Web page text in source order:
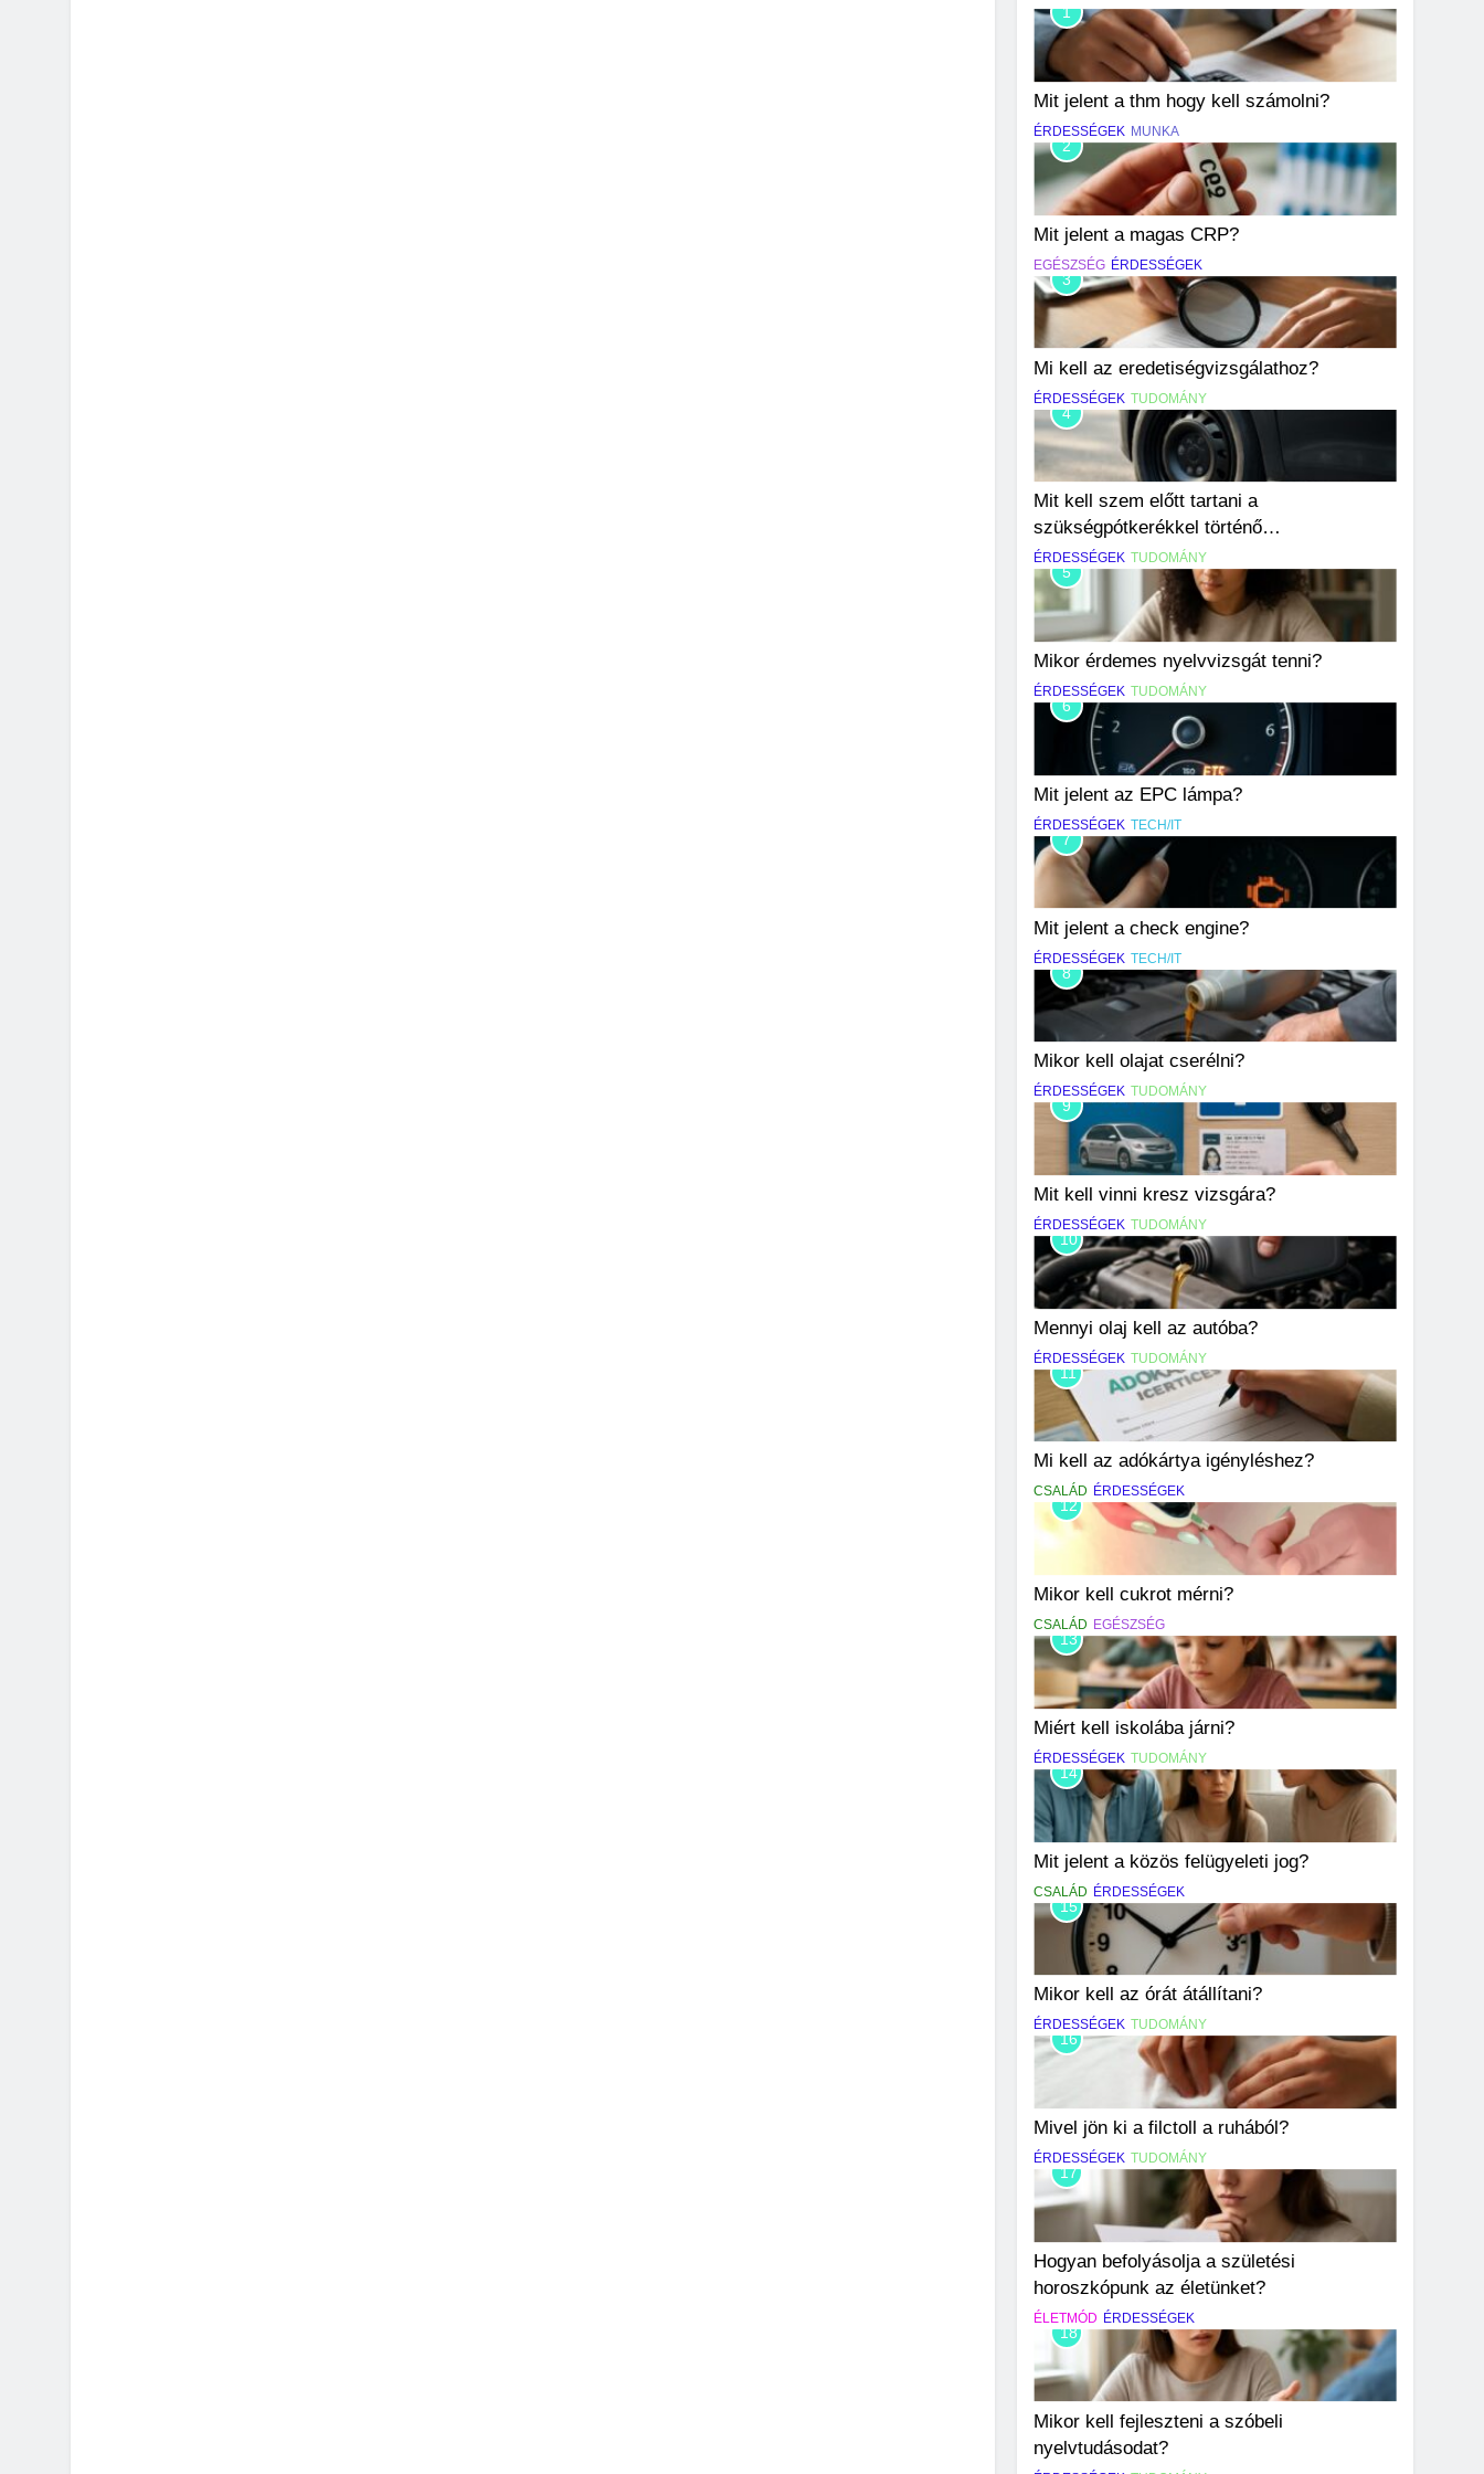
1
Mit jelent a thm hogy kell számolni?
ÉRDESSÉGEK MUNKA
2
Mit jelent a magas CRP?
EGÉSZSÉG ÉRDESSÉGEK
3
Mi kell az eredetiségvizsgálathoz?
ÉRDESSÉGEK TUDOMÁNY
4
Mit kell szem előtt tartani a
szükségpótkerékkel történő
közlekedéskor?
ÉRDESSÉGEK TUDOMÁNY
5
Mikor érdemes nyelvvizsgát tenni?
ÉRDESSÉGEK TUDOMÁNY
6
Mit jelent az EPC lámpa?
ÉRDESSÉGEK TECH/IT
7
Mit jelent a check engine?
ÉRDESSÉGEK TECH/IT
8
Mikor kell olajat cserélni?
ÉRDESSÉGEK TUDOMÁNY
9
Mit kell vinni kresz vizsgára?
ÉRDESSÉGEK TUDOMÁNY
10
Mennyi olaj kell az autóba?
ÉRDESSÉGEK TUDOMÁNY
11
Mi kell az adókártya igényléshez?
CSALÁD ÉRDESSÉGEK
12
Mikor kell cukrot mérni?
CSALÁD EGÉSZSÉG
13
Miért kell iskolába járni?
ÉRDESSÉGEK TUDOMÁNY
14
Mit jelent a közös felügyeleti jog?
CSALÁD ÉRDESSÉGEK
15
Mikor kell az órát átállítani?
ÉRDESSÉGEK TUDOMÁNY
16
Mivel jön ki a filctoll a ruhából?
ÉRDESSÉGEK TUDOMÁNY
17
Hogyan befolyásolja a születési
horoszkópunk az életünket?
ÉLETMÓD ÉRDESSÉGEK
18
Mikor kell fejleszteni a szóbeli
nyelvtudásodat?